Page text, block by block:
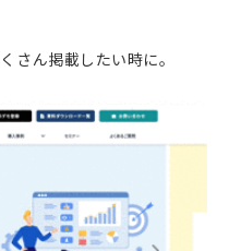
さん掲載したい時に。